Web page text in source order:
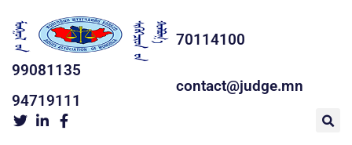
70114100
99081135
94719111
contact@judge.mn